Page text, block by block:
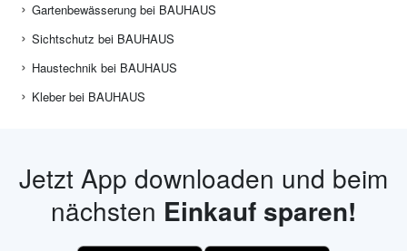
Gartenbewässerung bei BAUHAUS
Sichtschutz bei BAUHAUS
Haustechnik bei BAUHAUS
Kleber bei BAUHAUS
Jetzt App downloaden und beim
nächsten Einkauf sparen!